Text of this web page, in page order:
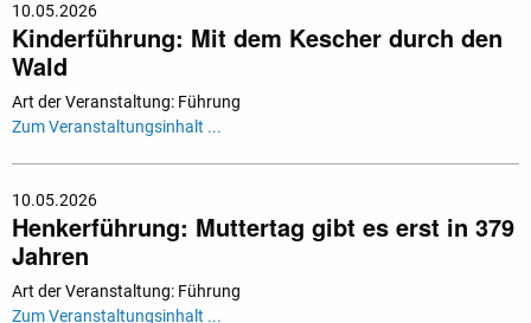
10.05.2026
Kinderführung: Mit dem Kescher durch den
Wald
Art der Veranstaltung: Führung
Zum Veranstaltungsinhalt ...
10.05.2026
Henkerführung: Muttertag gibt es erst in 379
Jahren
Art der Veranstaltung: Führung
Zum Veranstaltungsinhalt ...